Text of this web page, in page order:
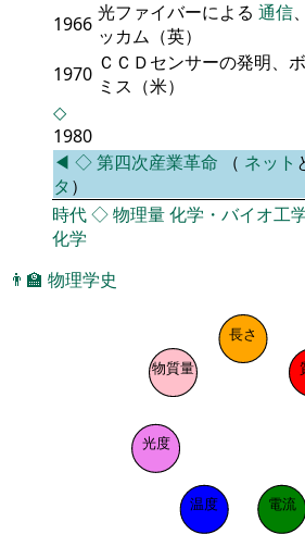
1966 光ファイバーによる 通信
ッカム（英）
1970 ＣＣＤセンサーの発明、
ミス（米）
◇
1980
◀ ◇第四次産業革命 （ ネット
タ ）
時代◇物理量化学・バイオ工
化学
👨‍🏫 物理学史
長さ
電流
温度
光度
物質量